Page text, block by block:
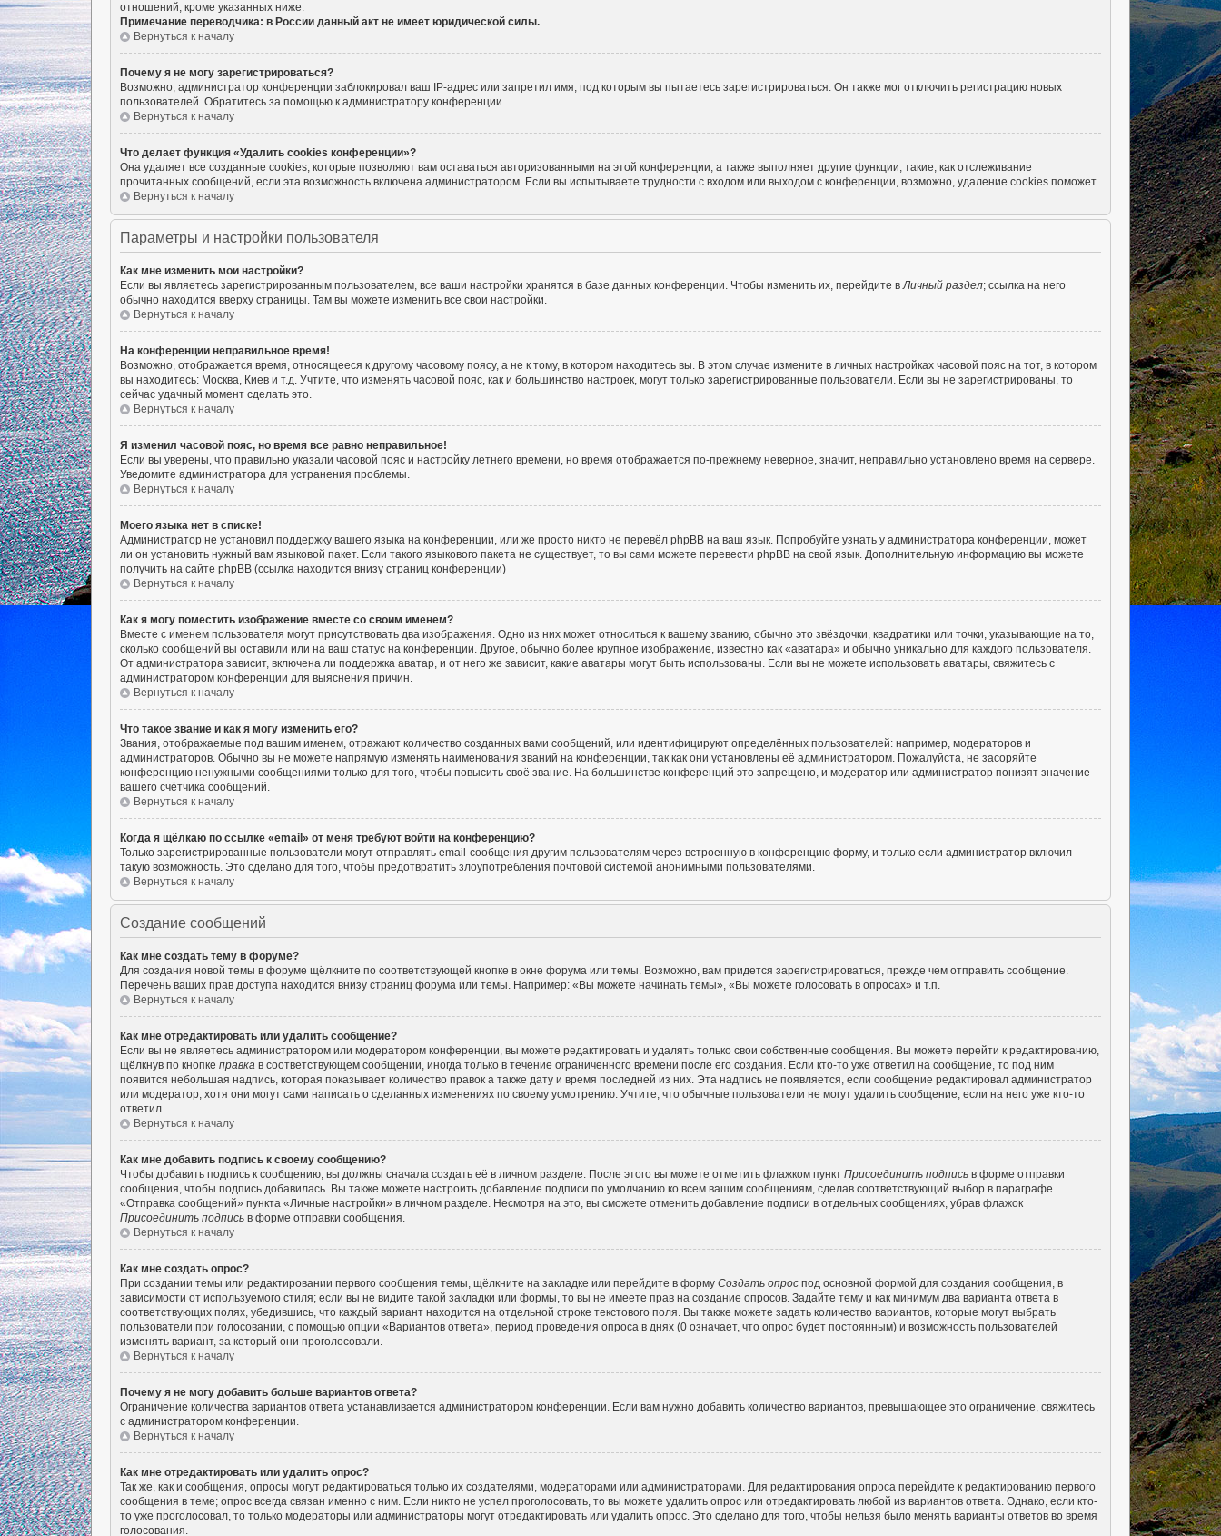
отношений, кроме указанных ниже.
Примечание переводчика: в России данный акт не имеет юридической силы.
Вернуться к началу
Почему я не могу зарегистрироваться?
Возможно, администратор конференции заблокировал ваш IP-адрес или запретил имя, под которым вы пытаетесь зарегистрироваться. Он также мог отключить регистрацию новых
пользователей. Обратитесь за помощью к администратору конференции.
Вернуться к началу
Что делает функция «Удалить cookies конференции»?
Она удаляет все созданные cookies, которые позволяют вам оставаться авторизованными на этой конференции, а также выполняет другие функции, такие, как отслеживание
прочитанных сообщений, если эта возможность включена администратором. Если вы испытываете трудности с входом или выходом с конференции, возможно, удаление cookies поможет.
Вернуться к началу
Параметры и настройки пользователя
Как мне изменить мои настройки?
Если вы являетесь зарегистрированным пользователем, все ваши настройки хранятся в базе данных конференции. Чтобы изменить их, перейдите вЛичный раздел; ссылка на него
обычно находится вверху страницы. Там вы можете изменить все свои настройки.
Вернуться к началу
На конференции неправильное время!
Возможно, отображается время, относящееся к другому часовому поясу, а не к тому, в котором находитесь вы. В этом случае измените в личных настройках часовой пояс на тот, в котором
вы находитесь: Москва, Киев и т.д. Учтите, что изменять часовой пояс, как и большинство настроек, могут только зарегистрированные пользователи. Если вы не зарегистрированы, то
сейчас удачный момент сделать это.
Вернуться к началу
Я изменил часовой пояс, но время все равно неправильное!
Если вы уверены, что правильно указали часовой пояс и настройку летнего времени, но время отображается по-прежнему неверное, значит, неправильно установлено время на сервере.
Уведомите администратора для устранения проблемы.
Вернуться к началу
Моего языка нет в списке!
Администратор не установил поддержку вашего языка на конференции, или же просто никто не перевёл phpBB на ваш язык. Попробуйте узнать у администратора конференции, может
ли он установить нужный вам языковой пакет. Если такого языкового пакета не существует, то вы сами можете перевести phpBB на свой язык. Дополнительную информацию вы можете
получить на сайте phpBB (ссылка находится внизу страниц конференции)
Вернуться к началу
Как я могу поместить изображение вместе со своим именем?
Вместе с именем пользователя могут присутствовать два изображения. Одно из них может относиться к вашему званию, обычно это звёздочки, квадратики или точки, указывающие на то,
сколько сообщений вы оставили или на ваш статус на конференции. Другое, обычно более крупное изображение, известно как «аватара» и обычно уникально для каждого пользователя.
От администратора зависит, включена ли поддержка аватар, и от него же зависит, какие аватары могут быть использованы. Если вы не можете использовать аватары, свяжитесь с
администратором конференции для выяснения причин.
Вернуться к началу
Что такое звание и как я могу изменить его?
Звания, отображаемые под вашим именем, отражают количество созданных вами сообщений, или идентифицируют определённых пользователей: например, модераторов и
администраторов. Обычно вы не можете напрямую изменять наименования званий на конференции, так как они установлены её администратором. Пожалуйста, не засоряйте
конференцию ненужными сообщениями только для того, чтобы повысить своё звание. На большинстве конференций это запрещено, и модератор или администратор понизят значение
вашего счётчика сообщений.
Вернуться к началу
Когда я щёлкаю по ссылке «email» от меня требуют войти на конференцию?
Только зарегистрированные пользователи могут отправлять email-сообщения другим пользователям через встроенную в конференцию форму, и только если администратор включил
такую возможность. Это сделано для того, чтобы предотвратить злоупотребления почтовой системой анонимными пользователями.
Вернуться к началу
Создание сообщений
Как мне создать тему в форуме?
Для создания новой темы в форуме щёлкните по соответствующей кнопке в окне форума или темы. Возможно, вам придется зарегистрироваться, прежде чем отправить сообщение.
Перечень ваших прав доступа находится внизу страниц форума или темы. Например: «Вы можете начинать темы», «Вы можете голосовать в опросах» и т.п.
Вернуться к началу
Как мне отредактировать или удалить сообщение?
Если вы не являетесь администратором или модератором конференции, вы можете редактировать и удалять только свои собственные сообщения. Вы можете перейти к редактированию,
щёлкнув по кнопке правка в соответствующем сообщении, иногда только в течение ограниченного времени после его создания. Если кто-то уже ответил на сообщение, то под ним
появится небольшая надпись, которая показывает количество правок а также дату и время последней из них. Эта надпись не появляется, если сообщение редактировал администратор
или модератор, хотя они могут сами написать о сделанных изменениях по своему усмотрению. Учтите, что обычные пользователи не могут удалить сообщение, если на него уже кто-то
ответил.
Вернуться к началу
Как мне добавить подпись к своему сообщению?
Чтобы добавить подпись к сообщению, вы должны сначала создать её в личном разделе. После этого вы можете отметить флажком пункт Присоединить подпись в форме отправки
сообщения, чтобы подпись добавилась. Вы также можете настроить добавление подписи по умолчанию ко всем вашим сообщениям, сделав соответствующий выбор в параграфе
«Отправка сообщений» пункта «Личные настройки» в личном разделе. Несмотря на это, вы сможете отменить добавление подписи в отдельных сообщениях, убрав флажок
Присоединить подпись в форме отправки сообщения.
Вернуться к началу
Как мне создать опрос?
При создании темы или редактировании первого сообщения темы, щёлкните на закладке или перейдите в форму Создать опрос под основной формой для создания сообщения, в
зависимости от используемого стиля; если вы не видите такой закладки или формы, то вы не имеете прав на создание опросов. Задайте тему и как минимум два варианта ответа в
соответствующих полях, убедившись, что каждый вариант находится на отдельной строке текстового поля. Вы также можете задать количество вариантов, которые могут выбрать
пользователи при голосовании, с помощью опции «Вариантов ответа», период проведения опроса в днях (0 означает, что опрос будет постоянным) и возможность пользователей
изменять вариант, за который они проголосовали.
Вернуться к началу
Почему я не могу добавить больше вариантов ответа?
Ограничение количества вариантов ответа устанавливается администратором конференции. Если вам нужно добавить количество вариантов, превышающее это ограничение, свяжитесь
с администратором конференции.
Вернуться к началу
Как мне отредактировать или удалить опрос?
Так же, как и сообщения, опросы могут редактироваться только их создателями, модераторами или администраторами. Для редактирования опроса перейдите к редактированию первого
сообщения в теме; опрос всегда связан именно с ним. Если никто не успел проголосовать, то вы можете удалить опрос или отредактировать любой из вариантов ответа. Однако, если кто-
то уже проголосовал, то только модераторы или администраторы могут отредактировать или удалить опрос. Это сделано для того, чтобы нельзя было менять варианты ответов во время
голосования.